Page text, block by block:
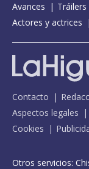
Avances
Tráilers
Actores y actrices
Contacto
Aspectos legales
Cookies
Otros servicios: